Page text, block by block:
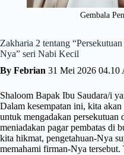
Gembala
Zakharia 2 tentang
Nya” seri Nabi Kecil
By Febrian 31 Mei 2026 04.10
Shaloom Bapak Ibu Saudara/i
Dalam kesempatan ini, kita
untuk mengadakan persekutuan
meniadakan pagar pembatas
kita hikmat, pengetahuan-Nya
memahami firman-Nya tersebut.